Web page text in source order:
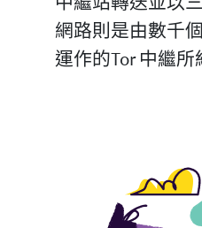
網路則是由數千
運作的Tor 中繼所